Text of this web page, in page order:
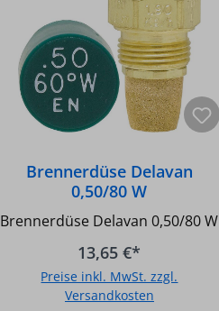
Brennerdüse Delavan
0,50/80 W
Brennerdüse Delavan 0,50/80 W
13,65 €*
Preise inkl. MwSt. zzgl.
Versandkosten